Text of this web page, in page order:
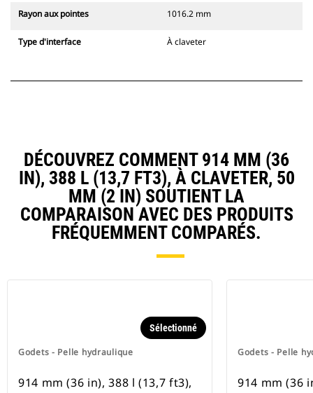
Rayon aux pointes 1016.2 mm
Type d'interface À claveter
DÉCOUVREZ COMMENT 914 MM (36
IN), 388 L (13,7 FT3), À CLAVETER, 50
MM (2 IN) SOUTIENT LA
COMPARAISON AVEC DES PRODUITS
FRÉQUEMMENT COMPARÉS.
Godets - Pelle hydraulique
Sélectionné
914 mm (36 in), 388 l (13,7 ft3),
Godets - Pelle
914 mm (36